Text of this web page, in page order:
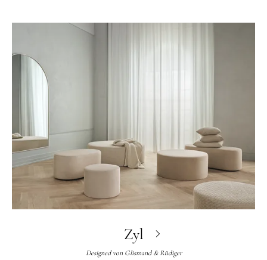
Zyl
Designed von Glismand & Rüdiger